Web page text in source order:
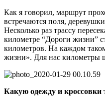
Как я говорил, маршрут
встречаются поля,
Несколько раз трассу
километре “Дороги жизни”
километров. На каждом
жизни». Для нас километры
Какую одежду и кроссовки